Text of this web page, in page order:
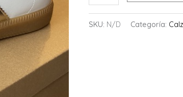
Dorada
cantidad
SKU: N/D Categoría: